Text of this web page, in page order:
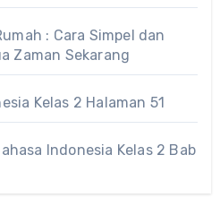
: Cara Simpel dan
Zaman Sekarang
Kelas 2 Halaman 51
Indonesia Kelas 2 Bab